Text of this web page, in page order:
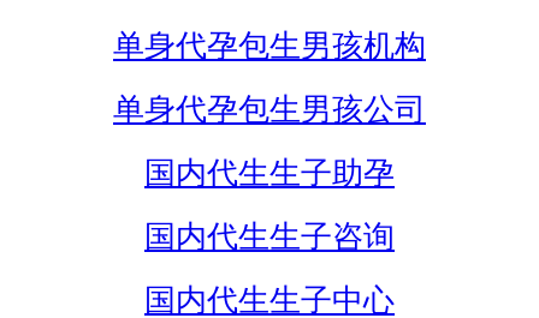
单身代孕包生男孩机构
单身代孕包生男孩公司
国内代生生子助孕
国内代生生子咨询
国内代生生子中心